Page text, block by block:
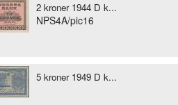
2 kroner 1944 D k...
NPS4A/pic16
5 kroner 1949 D k...